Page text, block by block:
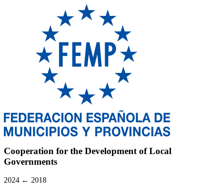
Cooperation for the Development of Local
Governments
2024 ← 2018